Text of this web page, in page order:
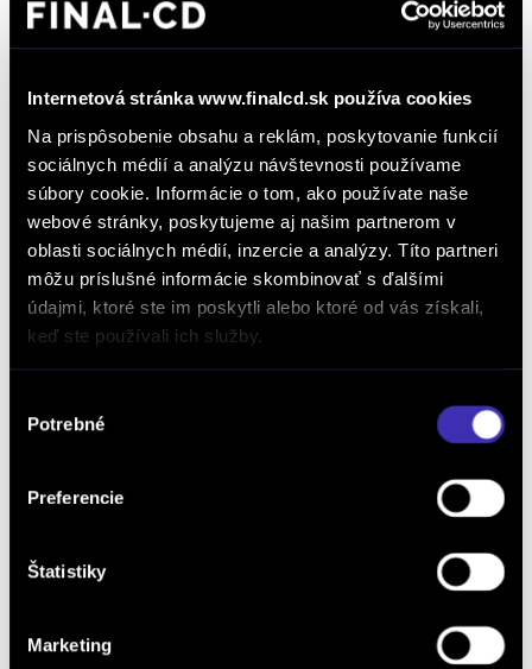
Internetová stránka www.finalcd.sk používa cookies
Na prispôsobenie obsahu a reklám, poskytovanie funkcií
sociálnych médií a analýzu návštevnosti používame
súbory cookie. Informácie o tom, ako používate naše
webové stránky, poskytujeme aj našim partnerom v
oblasti sociálnych médií, inzercie a analýzy. Títo partneri
môžu príslušné informácie skombinovať s ďalšími
údajmi, ktoré ste im poskytli alebo ktoré od vás získali,
keď ste používali ich služby.
súhlasu
Potrebné
Preferencie
Štatistiky
Marketing
24 382 € bez DPH DETAIL
Leapmotor B10 Elektromotor DESING
Doživotný servis ZADARMO
/ 0 km / 2026
32 990 € s DPH
25 602 € bez DPH DETAIL